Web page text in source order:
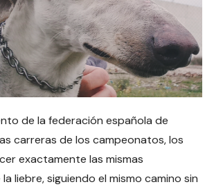
de la federación española de
carreras de los campeonatos, los
exactamente las mismas
liebre, siguiendo el mismo camino sin